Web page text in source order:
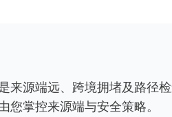
来源端远、跨境拥堵及路径
掌控来源端与安全策略。